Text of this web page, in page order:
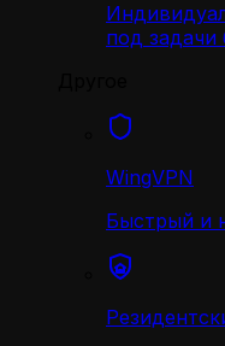
под задачи
WingVPN
Быстрый и